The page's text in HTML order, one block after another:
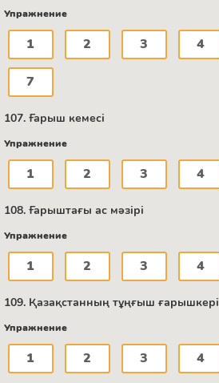
Упражнение
1 2 3 4
7
107. Ғарыш кемесі
Упражнение
1 2 3 4
108. Ғарыштағы ас мәзірі
Упражнение
1 2 3 4
109. Қазақстанның тұңғыш ғарышкері
Упражнение
1 2 3 4